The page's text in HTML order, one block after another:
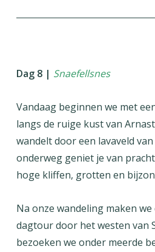
Dag 8 | Snaefellsnes
Vandaag beginnen we met
langs de ruige kust van
wandelt door een lavaveld
onderweg geniet je van
hoge kliffen, grotten en
Na onze wandeling maken
dagtour door het westen van
bezoeken we onder meerde